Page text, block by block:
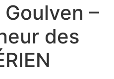
Goulven –
des